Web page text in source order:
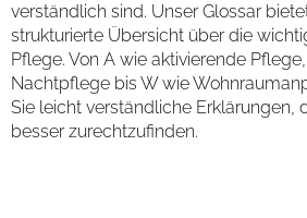
verständlich sind. Unser Glossar
strukturierte Übersicht über die
Pflege. Von A wie aktivierende
Nachtpflege bis W wie
Sie leicht verständliche Erklärungen,
besser zurechtzufinden.